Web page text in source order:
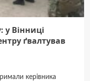
у Вінниці
ґвалтував
керівника